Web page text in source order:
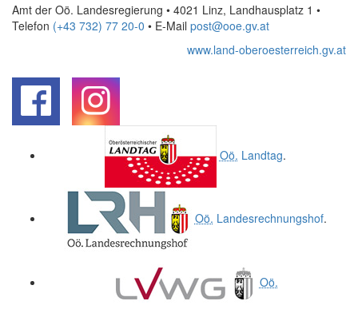
Amt der Oö. Landesregierung • 4021 Linz, Landhausplatz 1 •
Telefon (+43 732) 77 20-0 • E-Mail post@ooe.gv.at
www.land-oberoesterreich.gv.at
Oö. Landtag.
Oö. Landesrechnungshof.
Oö.